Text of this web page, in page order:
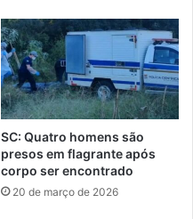
SC: Quatro homens são
presos em flagrante após
corpo ser encontrado
20 de março de 2026